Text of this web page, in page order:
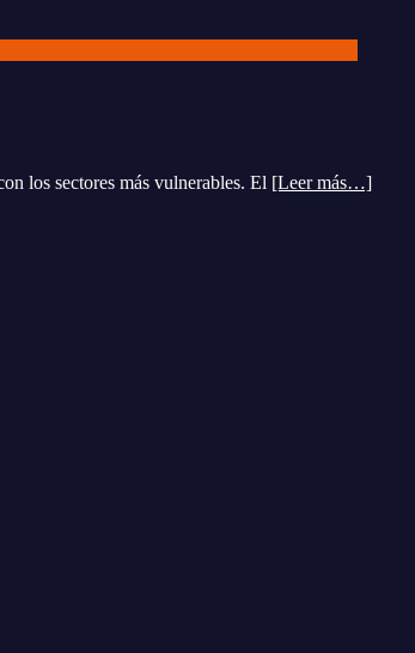
los sectores más vulnerables. El [Leer más…]